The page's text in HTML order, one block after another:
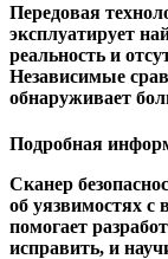
Передовая
эксплуатирует
реальность и
Независимые
обнаруживает
Подробная
Сканер
об уязвимостях с
помогает
исправить, и